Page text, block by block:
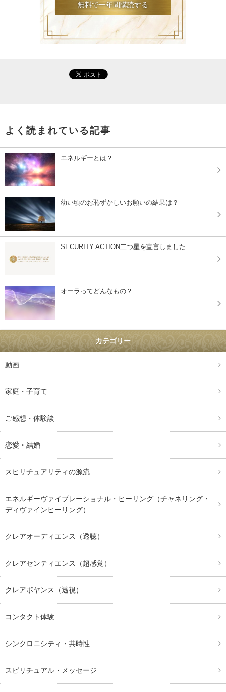
よく読まれている記事
エネルギーとは？
幼い頃のお恥ずかしいお願いの結果は？
SECURITY ACTION二つ星を宣言しました
オーラってどんなもの？
カテゴリー
動画
家庭・子育て
ご感想・体験談
恋愛・結婚
スピリチュアリティの源流
エネルギーヴァイブレーショナル・ヒーリング（チャネリング・
ディヴァインヒーリング）
クレアオーディエンス（透聴）
クレアセンティエンス（超感覚）
クレアボヤンス（透視）
コンタクト体験
シンクロニシティ・共時性
スピリチュアル・メッセージ